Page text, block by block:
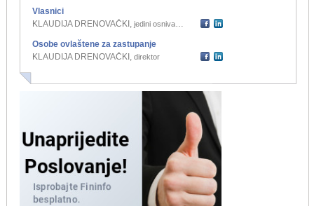
Vlasnici
KLAUDIJA DRENOVAČKI , jedini osnivač j.d.o.o.
Osobe ovlaštene za zastupanje
KLAUDIJA DRENOVAČKI , direktor